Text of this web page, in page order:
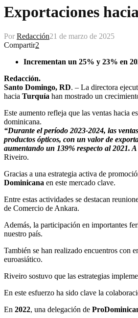
Exportaciones
Por Redacción21 de marzo de 2025
Compartir2
Incrementan un 25% y 23% en
Redacción.
Santo Domingo, RD. – La directora
hacia Turquía han mostrado un
Este aumento refleja que las ventas hacia
dominicana.
“Durante el período 2023-2024, las
productos ópticos, con un valor de
aumentando un 139% respecto al 2021.
Riveiro.
Gracias a una estrategia activa de
Dominicana en este mercado clave.
Entre estas actividades se destacan
de Comercio de Ankara.
Además, la participación en importantes
nuestro país.
También se han realizado encuentros con
euroasiático.
Riveiro sostuvo que las estrategias
En este esfuerzo ha sido clave la
En 2022, una delegación de